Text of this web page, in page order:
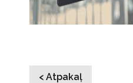
< Atpakaļ